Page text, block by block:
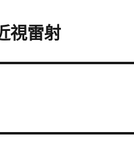
視雷射